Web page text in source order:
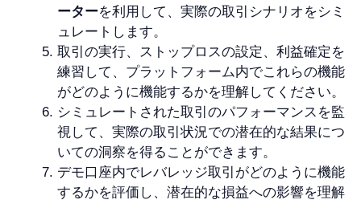
ーターを利用して、実際の取引シナリオをシミ
ュレートします。
取引の実行、ストップロスの設定、利益確定を
練習して、プラットフォーム内でこれらの機能
がどのように機能するかを理解してください。
シミュレートされた取引のパフォーマンスを監
視して、実際の取引状況での潜在的な結果につ
いての洞察を得ることができます。
デモ口座内でレバレッジ取引がどのように機能
するかを評価し、潜在的な損益への影響を理解